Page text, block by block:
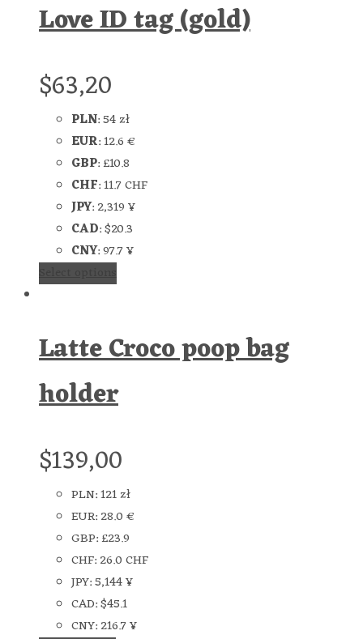
Love ID tag (gold)
$63,20
PLN:54 zł
EUR:12.6 €
GBP:£10.8
CHF:11.7 CHF
JPY:2,319 ¥
CAD:$20.3
CNY:97.7 ¥
Latte Croco poop bag
holder
$139,00
PLN:121 zł
EUR:28.0 €
GBP:£23.9
CHF:26.0 CHF
JPY:5,144 ¥
CAD:$45.1
CNY:216.7 ¥